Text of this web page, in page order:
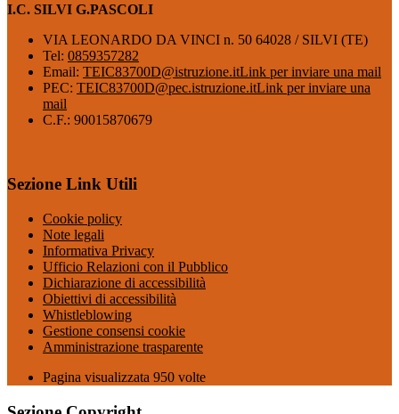
I.C. SILVI G.PASCOLI
VIA LEONARDO DA VINCI n. 50 64028 / SILVI (TE)
Tel: 0859357282
Email: TEIC83700D@istruzione.itLink per inviare una mail
PEC: TEIC83700D@pec.istruzione.itLink per inviare una
mail
C.F.: 90015870679
Sezione Link Utili
Cookie policy
Note legali
Informativa Privacy
Ufficio Relazioni con il Pubblico
Dichiarazione di accessibilità
Obiettivi di accessibilità
Whistleblowing
Gestione consensi cookie
Amministrazione trasparente
Pagina visualizzata 950 volte